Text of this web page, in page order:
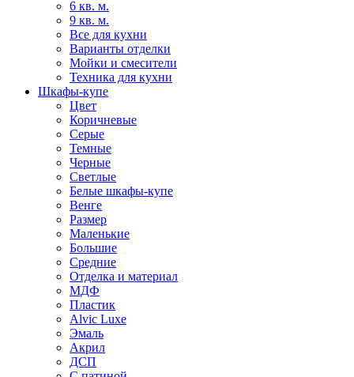
6 кв. м.
9 кв. м.
Все для кухни
Варианты отделки
Мойки и смесители
Техника для кухни
Шкафы-купе
Цвет
Коричневые
Серые
Темные
Черные
Светлые
Белые шкафы-купе
Венге
Размер
Маленькие
Большие
Средние
Отделка и материал
МДФ
Пластик
Alvic Luxe
Эмаль
Акрил
ДСП